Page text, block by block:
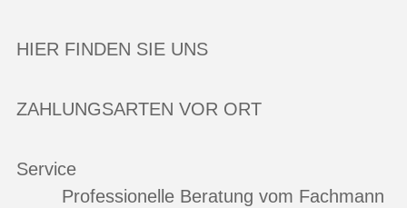
HIER FINDEN SIE UNS
ZAHLUNGSARTEN VOR ORT
Service
Professionelle Beratung vom Fachmann